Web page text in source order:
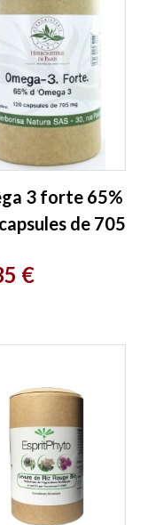
3 forte 65%
de 705
€